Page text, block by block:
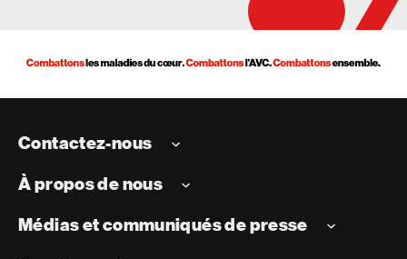
Contactez-nous
À propos de nous
Médias et communiqués de presse